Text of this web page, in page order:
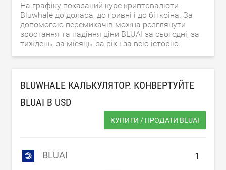
На графіку показаний курс криптовалюти
Bluwhale до долара, до гривні і до біткоіна. За
допомогою перемикачів можна розглянути
зростання та падіння ціни BLUAI за сьогодні, за
тиждень, за місяць, за рік і за всю історію.
BLUWHALE КАЛЬКУЛЯТОР. КОНВЕРТУЙТЕ
BLUAI В USD
КУПИТИ / ПРОДАТИ BLUAI
BLUAI